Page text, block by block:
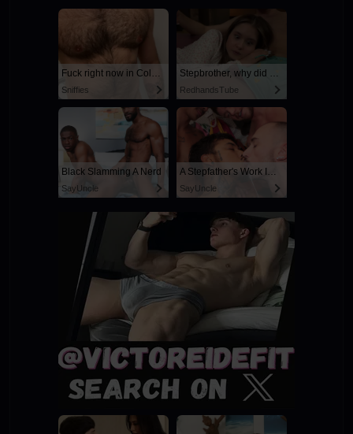
Fuck right now in Columbus
Sniffies
Stepbrother, why did you show me your dick? Now I want to fuck you with my wet pussy
RedhandsTube
Black Slamming A Nerd
SayUncle
A Stepfather's Work Is Never Done
SayUncle